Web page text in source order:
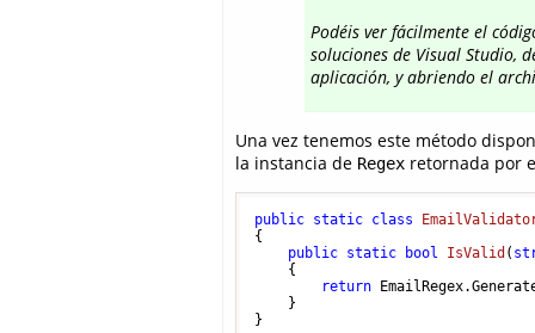
Podéis ver fácilmente el
soluciones de Visual Studio,
aplicación, y abriendo el
Una vez tenemos este método
la instancia de Regex retornada por
public static class
{
public static bool IsValid (
    {
return
    }